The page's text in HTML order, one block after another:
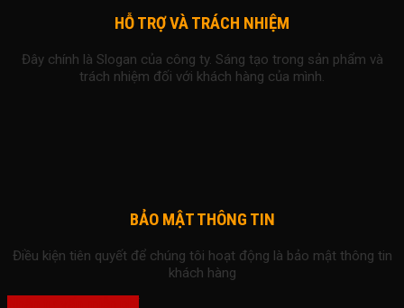
HỖ TRỢ VÀ TRÁCH NHIỆM
Đây chính là Slogan của công ty. Sáng tạo trong sản phẩm và
trách nhiệm đối với khách hàng của mình.
BẢO MẬT THÔNG TIN
Điều kiện tiên quyết để chúng tôi hoạt động là bảo mật thông tin
khách hàng